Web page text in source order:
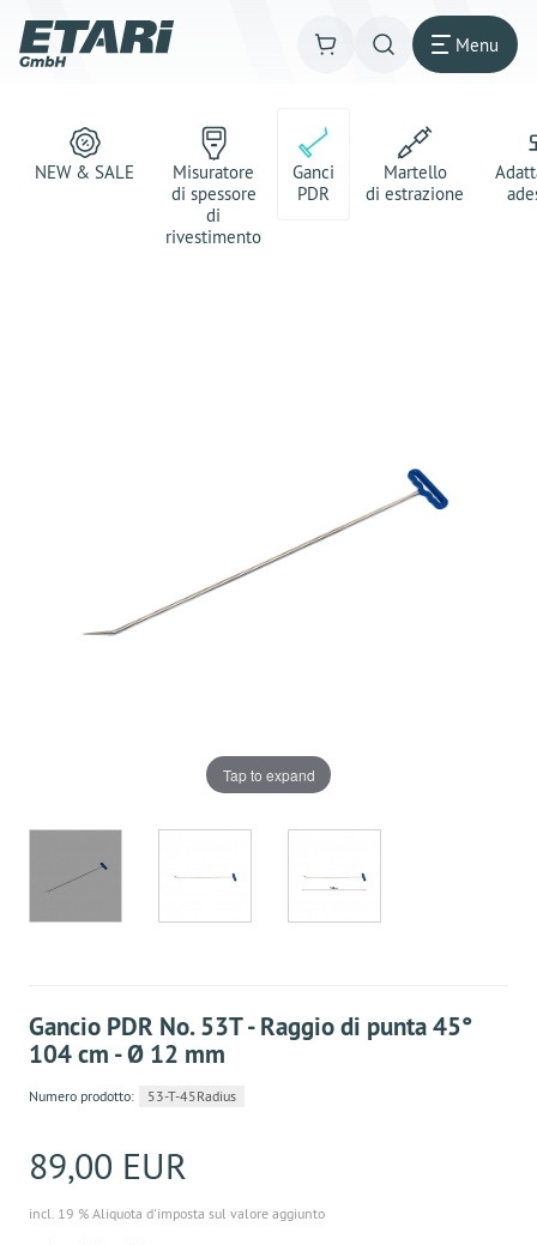
Menu
NEW & SALE
Misuratore
di spessore
di
rivestimento
Ganci
PDR
Martello
di estrazione
Tap to expand
Gancio PDR No. 53T - Raggio di punta 45°
104 cm - Ø 12 mm
Numero prodotto: 53-T-45Radius
89,00 EUR
incl. 19 % Aliquota d'imposta sul valore aggiunto